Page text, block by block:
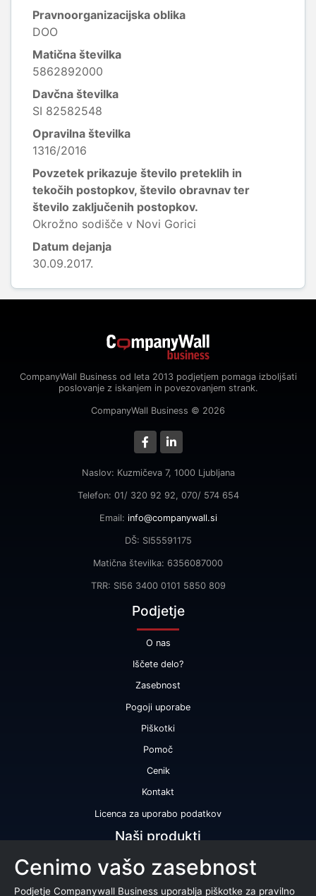
Pravnoorganizacijska oblika
DOO
Matična številka
5862892000
Davčna številka
SI 82582548
Opravilna številka
1316/2016
Povzetek prikazuje število preteklih in
tekočih postopkov, število obravnav ter
število zaključenih postopkov.
Okrožno sodišče v Novi Gorici
Datum dejanja
30.09.2017.
CompanyWall Business od leta 2013 podjetjem pomaga izboljšati
poslovanje z iskanjem in povezovanjem strank.
CompanyWall Business © 2026
Naslov: Kuzmičeva 7, 1000 Ljubljana
Telefon: 01/ 320 92 92, 070/ 574 654
Email: info@companywall.si
DŠ: SI55591175
Matična številka: 6356087000
TRR: SI56 3400 0101 5850 809
Podjetje
O nas
Iščete delo?
Zasebnost
Pogoji uporabe
Piškotki
Pomoč
Cenik
Kontakt
Licenca za uporabo podatkov
Naši produkti
Bonitetna ocena
Bonitetno poročilo
Cenimo vašo zasebnost
Podjetje Companywall Business uporablja piškotke za pravilno